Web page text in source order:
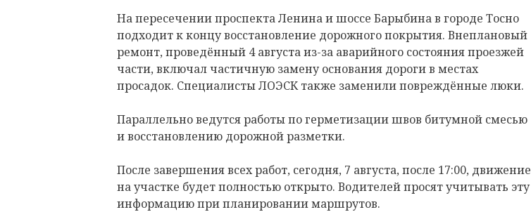
На пересечении проспекта Ленина и шоссе Барыбина в городе Тосно
подходит к концу восстановление дорожного покрытия. Внеплановый
ремонт, проведённый 4 августа из-за аварийного состояния проезжей
части, включал частичную замену основания дороги в местах
просадок. Специалисты ЛОЭСК также заменили повреждённые люки.
Параллельно ведутся работы по герметизации швов битумной смесью
и восстановлению дорожной разметки.
После завершения всех работ, сегодня, 7 августа, после 17:00, движение
на участке будет полностью открыто. Водителей просят учитывать эту
информацию при планировании маршрутов.